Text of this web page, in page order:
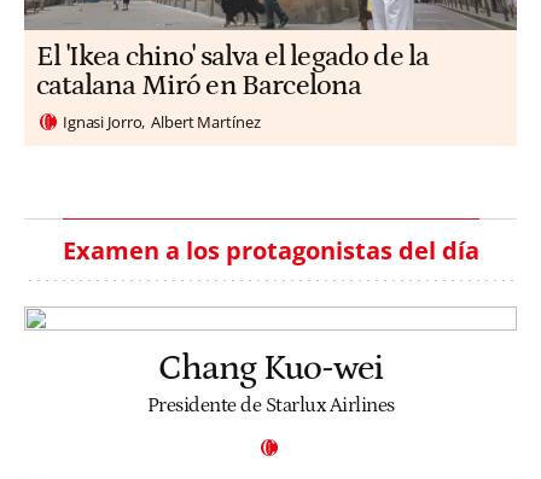
El 'Ikea chino' salva el legado de la
catalana Miró en Barcelona
Ignasi Jorro Albert Martínez
Examen a los protagonistas del día
Chang Kuo-wei
Presidente de Starlux Airlines